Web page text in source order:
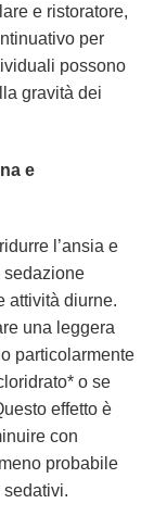
e ristoratore,
per
possono
gravità dei
e
l’ansia e
sedazione
attività diurne.
una leggera
particolarmente
o se
effetto è
con
probabile
sedativi.